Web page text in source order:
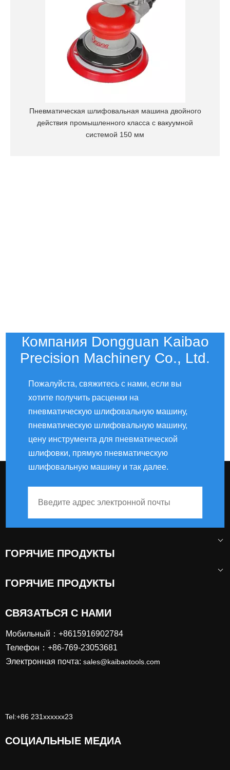
Пневматическая шлифовальная машина двойного
действия промышленного класса с вакуумной
системой 150 мм
Компания Dongguan Kaibao
Precision Machinery Co., Ltd.
Пожалуйста, свяжитесь с нами, если вы
хотите получить расценки на
пневматическую шлифовальную машину,
пневматическую шлифовальную машину,
цену инструмента для пневматической
шлифовки, прямую пневматическую
шлифовальную машину и так далее.
ГОРЯЧИЕ ПРОДУКТЫ
ГОРЯЧИЕ ПРОДУКТЫ
СВЯЗАТЬСЯ С НАМИ
Мобильный：+8615916902784
Телефон：+86-769-23053681
Электронная почта: sales@kaibaotools.com
Tel:+86 231xxxxxx23
СОЦИАЛЬНЫЕ МЕДИА